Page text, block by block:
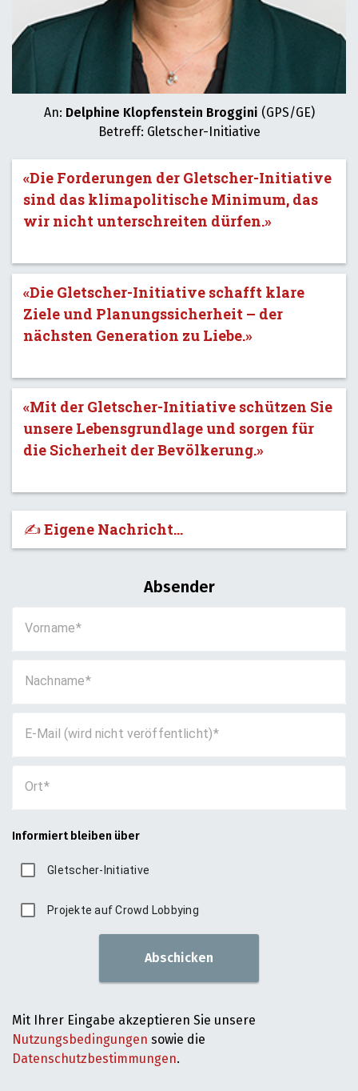
An: Delphine Klopfenstein Broggini (GPS/GE)
Betreff: Gletscher-Initiative
«Die Forderungen der Gletscher-Initiative
sind das klimapolitische Minimum, das
wir nicht unterschreiten dürfen.»
«Die Gletscher-Initiative schafft klare
Ziele und Planungssicherheit – der
nächsten Generation zu Liebe.»
«Mit der Gletscher-Initiative schützen Sie
unsere Lebensgrundlage und sorgen für
die Sicherheit der Bevölkerung.»
✍️ Eigene Nachricht...
Absender
Vorname
Nachname
E-Mail (wird nicht veröffentlicht)
Ort
Informiert bleiben über
Gletscher-Initiative
Projekte auf Crowd Lobbying
Abschicken
Mit Ihrer Eingabe akzeptieren Sie unsere
Nutzungsbedingungen sowie die
Datenschutzbestimmungen.